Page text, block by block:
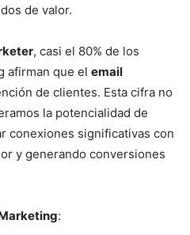
de valor.
, casi el 80% de los
afirman que el email
de clientes. Esta cifra no
la potencialidad de
conexiones significativas con
y generando conversiones
: